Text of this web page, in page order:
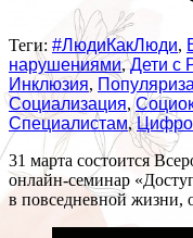
Теги: #ЛюдиКакЛюди,
нарушениями,Дети с
Инклюзия,
Социализация,
Специалистам,
31 марта состоится
онлайн-семинар
в повседневной жизни,